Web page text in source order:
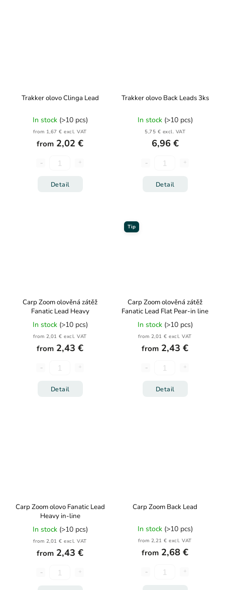
Trakker olovo Clinga Lead
In stock (>10 pcs)
from 1,67 € excl. VAT
from 2,02 €
Detail
Trakker olovo Back Leads 3ks
In stock (>10 pcs)
5,75 € excl. VAT
6,96 €
Detail
Carp Zoom olověná zátěž
Fanatic Lead Heavy
In stock (>10 pcs)
from 2,01 € excl. VAT
from 2,43 €
Detail
Tip
Carp Zoom olověná zátěž
Fanatic Lead Flat Pear-in line
In stock (>10 pcs)
from 2,01 € excl. VAT
from 2,43 €
Detail
Carp Zoom olovo Fanatic Lead
Heavy in-line
In stock (>10 pcs)
from 2,01 € excl. VAT
from 2,43 €
Carp Zoom Back Lead
In stock (>10 pcs)
from 2,21 € excl. VAT
from 2,68 €